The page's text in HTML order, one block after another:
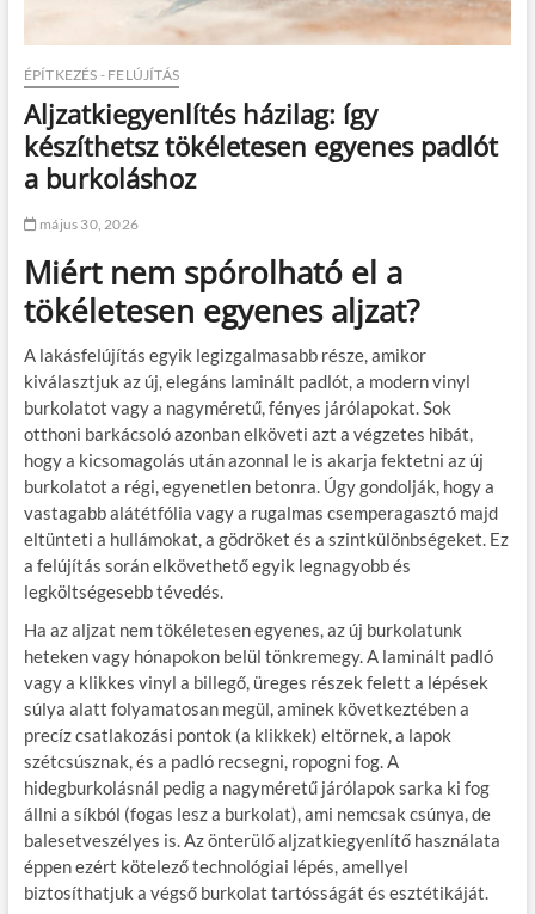
ÉPÍTKEZÉS - FELÚJÍTÁS
Aljzatkiegyenlítés házilag: így
készíthetsz tökéletesen egyenes padlót
a burkoláshoz
május 30, 2026
Miért nem spórolható el a
tökéletesen egyenes aljzat?
A lakásfelújítás egyik legizgalmasabb része, amikor
kiválasztjuk az új, elegáns laminált padlót, a modern vinyl
burkolatot vagy a nagyméretű, fényes járólapokat. Sok
otthoni barkácsoló azonban elköveti azt a végzetes hibát,
hogy a kicsomagolás után azonnal le is akarja fektetni az új
burkolatot a régi, egyenetlen betonra. Úgy gondolják, hogy a
vastagabb alátétfólia vagy a rugalmas csemperagasztó majd
eltünteti a hullámokat, a gödröket és a szintkülönbségeket. Ez
a felújítás során elkövethető egyik legnagyobb és
legköltségesebb tévedés.
Ha az aljzat nem tökéletesen egyenes, az új burkolatunk
heteken vagy hónapokon belül tönkremegy. A laminált padló
vagy a klikkes vinyl a billegő, üreges részek felett a lépések
súlya alatt folyamatosan megül, aminek következtében a
precíz csatlakozási pontok (a klikkek) eltörnek, a lapok
szétcsúsznak, és a padló recsegni, ropogni fog. A
hidegburkolásnál pedig a nagyméretű járólapok sarka ki fog
állni a síkból (fogas lesz a burkolat), ami nemcsak csúnya, de
balesetveszélyes is. Az önterülő aljzatkiegyenlítő használata
éppen ezért kötelező technológiai lépés, amellyel
biztosíthatjuk a végső burkolat tartósságát és esztétikáját.